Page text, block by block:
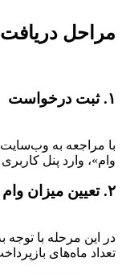
مراحل دریافت
۱. ثبت درخواست
با مراجعه به
وام»، وارد پنل
۲. تعیین میزان وام درخواستی
در این مرحله با توجه
تعداد ماه‌های